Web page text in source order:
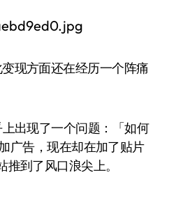
现方面还在经历一个阵痛
出现了一个问题：「如何
广告，现在却在加了贴片
到了风口浪尖上。